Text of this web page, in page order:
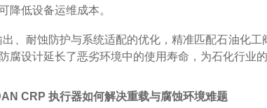
降低设备运维成本。
、耐蚀防护与系统适配的优化，精准匹配石油化
腐设计延长了恶劣环境中的使用寿命，为石化行业
CRP 执行器如何解决重载与腐蚀环境难题